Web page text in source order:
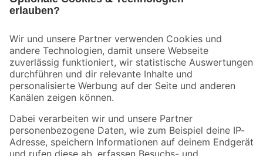
Der toom Newsletter: Keine Angebote und Aktionen mehr verpassen!
Zur Newsletter Anmeldung
Folge uns
Zahlungsarten Versandarten